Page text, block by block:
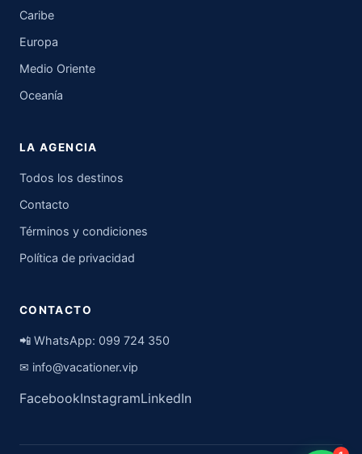
Caribe
Europa
Medio Oriente
Oceanía
LA AGENCIA
Todos los destinos
Contacto
Términos y condiciones
Política de privacidad
CONTACTO
📲 WhatsApp: 099 724 350
✉ info@vacationer.vip
FacebookInstagramLinkedIn